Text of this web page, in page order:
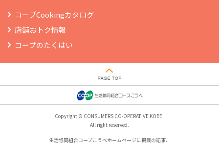
コープCookingカタログ
店舗おトク情報
コープのたくはい
Copyright © CONSUMERS CO-OPERATIVE KOBE.
All right reserved.
生活協同組合コープこうべホームページに掲載の記事、